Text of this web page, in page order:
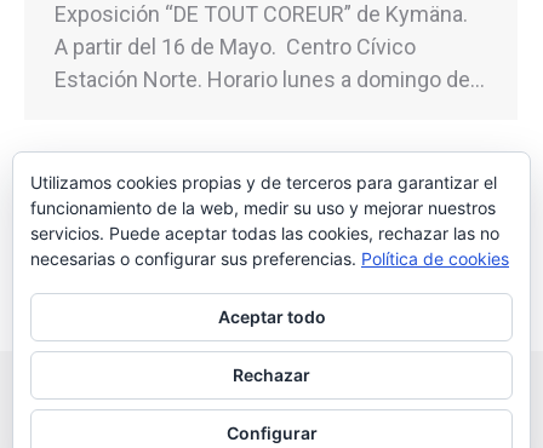
Exposición “DE TOUT COREUR” de Kymäna.
A partir del 16 de Mayo. Centro Cívico
Estación Norte. Horario lunes a domingo de…
← 1 … 4 5 6 7 8 …
27
→
Utilizamos cookies propias y de terceros para garantizar el
funcionamiento de la web, medir su uso y mejorar nuestros
servicios. Puede aceptar todas las cookies, rechazar las no
necesarias o configurar sus preferencias. Política de cookies
Aceptar todo
Rechazar
Configurar